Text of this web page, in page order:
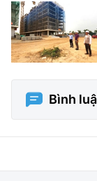
Bình